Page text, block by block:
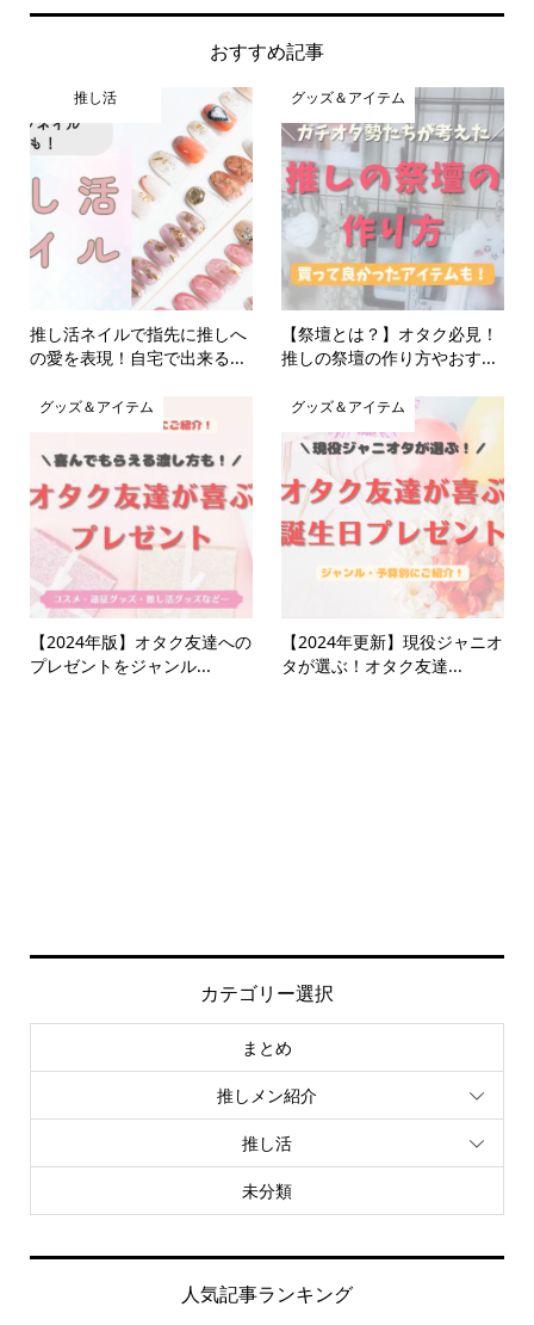
おすすめ記事
推し活
推し活ネイルで指先に推しへ
の愛を表現！自宅で出来る...
グッズ＆アイテム
【祭壇とは？】オタク必見！
推しの祭壇の作り方やおす...
グッズ＆アイテム
【2024年版】オタク友達への
プレゼントをジャンル...
グッズ＆アイテム
【2024年更新】現役ジャニオ
タが選ぶ！オタク友達...
カテゴリー選択
まとめ
推しメン紹介
推し活
未分類
人気記事ランキング